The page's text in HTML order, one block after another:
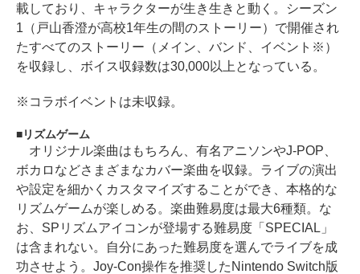
載しており、キャラクターが生き生きと動く。シーズン
1（戸山香澄が高校1年生の間のストーリー）で開催され
たすべてのストーリー（メイン、バンド、イベント※）
を収録し、ボイス収録数は30,000以上となっている。
※コラボイベントは未収録。
リズムゲーム
オリジナル楽曲はもちろん、有名アニソンやJ-POP、
ボカロなどさまざまなカバー楽曲を収録。ライブの演出
や設定を細かくカスタマイズすることができ、本格的な
リズムゲームが楽しめる。楽曲難易度は最大6種類。な
お、SPリズムアイコンが登場する難易度「SPECIAL」
は含まれない。自分にあった難易度を選んでライブを成
功させよう。Joy-Con操作を推奨したNintendo Switch版